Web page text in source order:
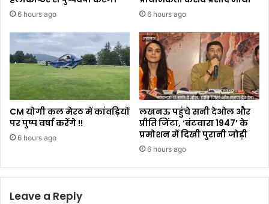
6 hours ago 6 hours ago
CM योगी कल मेरठ में कांवड़ियों
पर पुष्प वर्षा करेंगे !!
6 hours ago
लखनऊ पहुंचे सनी देओल और
प्रीति जिंटा, ‘बंटवारा 1947’ के
प्रमोशन में दिखी पुरानी जोड़ी
6 hours ago
Leave a Reply